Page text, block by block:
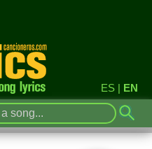
ES | EN